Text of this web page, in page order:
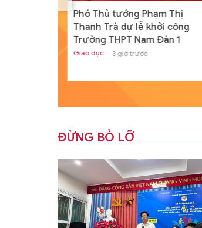
Phó Thủ tướng Phạm Thị
Thanh Trà dự lễ khởi công
Trường THPT Nam Đàn 1
Giáo dục 3 giờ trước
ĐỪNG BỎ LỠ